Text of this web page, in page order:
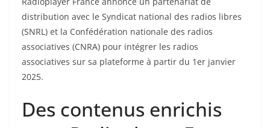
distribution avec le Syndicat national des radios libres
(SNRL) et la Confédération nationale des radios
associatives (CNRA) pour intégrer les radios
associatives sur sa plateforme à partir du 1er janvier
2025.
Des contenus enrichis